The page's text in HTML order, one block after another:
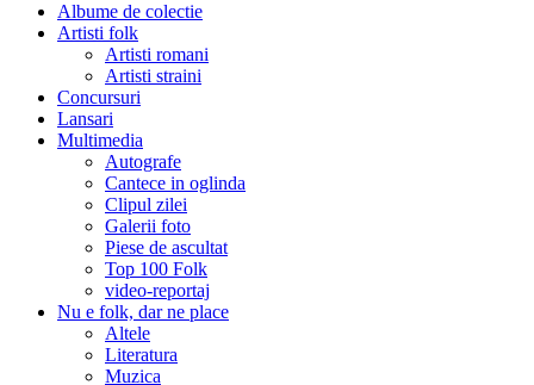
Albume de colectie
Artisti folk
Artisti romani
Artisti straini
Concursuri
Lansari
Multimedia
Autografe
Cantece in oglinda
Clipul zilei
Galerii foto
Piese de ascultat
Top 100 Folk
video-reportaj
Nu e folk, dar ne place
Altele
Literatura
Muzica